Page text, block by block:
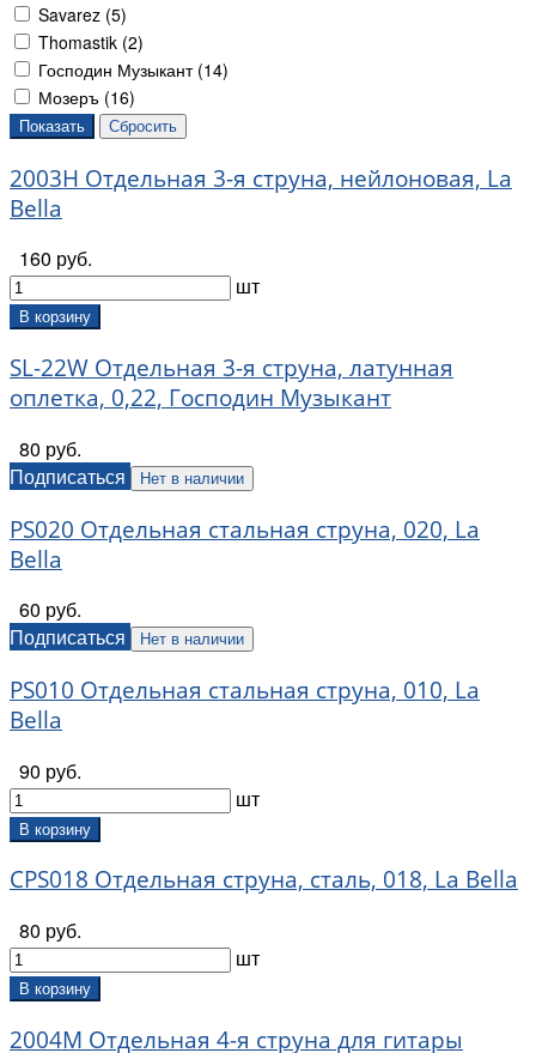
Savarez (5)
Thomastik (2)
Господин Музыкант (14)
Мозеръ (16)
2003H Отдельная 3-я струна, нейлоновая, La
Bella
160 руб.
шт
В корзину
SL-22W Отдельная 3-я струна, латунная
оплетка, 0,22, Господин Музыкант
80 руб.
Подписаться
Нет в наличии
PS020 Отдельная стальная струна, 020, La
Bella
60 руб.
Подписаться
Нет в наличии
PS010 Отдельная стальная струна, 010, La
Bella
90 руб.
шт
В корзину
CPS018 Отдельная струна, сталь, 018, La Bella
80 руб.
шт
В корзину
2004M Отдельная 4-я струна для гитары